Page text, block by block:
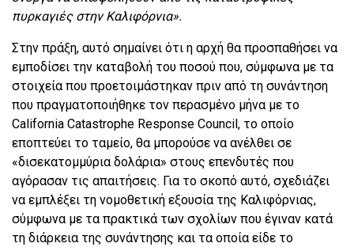
πυρκαγιές στην Καλιφόρνια».
Στην πράξη, αυτό σημαίνει ότι η αρχή θα προσπαθήσει να
εμποδίσει την καταβολή του ποσού που, σύμφωνα με τα
στοιχεία που προετοιμάστηκαν πριν από τη συνάντηση
που πραγματοποιήθηκε τον περασμένο μήνα με το
California Catastrophe Response Council, το οποίο
εποπτεύει το ταμείο, θα μπορούσε να ανέλθει σε
«δισεκατομμύρια δολάρια» στους επενδυτές που
αγόρασαν τις απαιτήσεις. Για το σκοπό αυτό, σχεδιάζει
να εμπλέξει τη νομοθετική εξουσία της Καλιφόρνιας,
σύμφωνα με τα πρακτικά των σχολίων που έγιναν κατά
τη διάρκεια της συνάντησης και τα οποία είδε το